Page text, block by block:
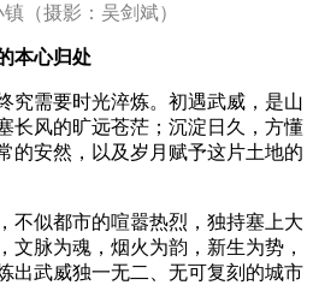
（摄影：吴剑斌）
本心归处
究需要时光淬炼。初遇武威，是山
长风的旷远苍茫；沉淀日久，方懂
的安然，以及岁月赋予这片土地的
不似都市的喧嚣热烈，独持塞上大
文脉为魂，烟火为韵，新生为势，
出武威独一无二、无可复刻的城市